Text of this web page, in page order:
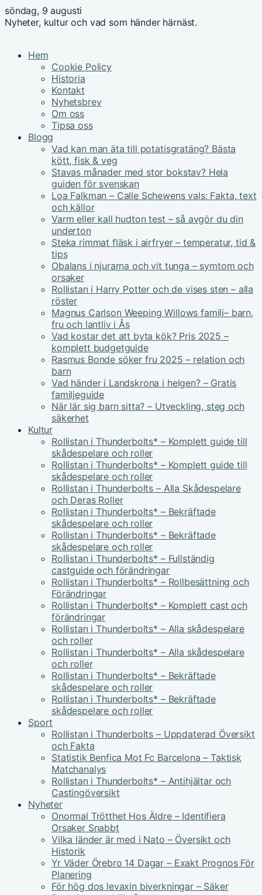
söndag, 9 augusti
Nyheter, kultur och vad som händer härnäst.
Hem
Cookie Policy
Historia
Kontakt
Nyhetsbrev
Om oss
Tipsa oss
Blogg
Vad kan man äta till potatisgratäng? Bästa
kött, fisk & veg
Stavas månader med stor bokstav? Hela
guiden för svenskan
Loa Falkman – Calle Schewens vals: Fakta, text
och källor
Varm eller kall hudton test – så avgör du din
underton
Steka rimmat fläsk i airfryer – temperatur, tid &
tips
Obalans i njurarna och vit tunga – symtom och
orsaker
Rollistan i Harry Potter och de vises sten – alla
röster
Magnus Carlson Weeping Willows familj– barn,
fru och lantliv i Ås
Vad kostar det att byta kök? Pris 2025 –
komplett budgetguide
Rasmus Bonde söker fru 2025 – relation och
barn
Vad händer i Landskrona i helgen? – Gratis
familjeguide
När lär sig barn sitta? – Utveckling, steg och
säkerhet
Kultur
Rollistan i Thunderbolts* – Komplett guide till
skådespelare och roller
Rollistan i Thunderbolts* – Komplett guide till
skådespelare och roller
Rollistan i Thunderbolts – Alla Skådespelare
och Deras Roller
Rollistan i Thunderbolts* – Bekräftade
skådespelare och roller
Rollistan i Thunderbolts* – Bekräftade
skådespelare och roller
Rollistan i Thunderbolts* – Fullständig
castguide och förändringar
Rollistan i Thunderbolts* – Rollbesättning och
Förändringar
Rollistan i Thunderbolts* – Komplett cast och
förändringar
Rollistan i Thunderbolts* – Alla skådespelare
och roller
Rollistan i Thunderbolts* – Alla skådespelare
och roller
Rollistan i Thunderbolts* – Bekräftade
skådespelare och roller
Rollistan i Thunderbolts* – Bekräftade
skådespelare och roller
Sport
Rollistan i Thunderbolts – Uppdaterad Översikt
och Fakta
Statistik Benfica Mot Fc Barcelona – Taktisk
Matchanalys
Rollistan i Thunderbolts* – Antihjältar och
Castingöversikt
Nyheter
Onormal Trötthet Hos Äldre – Identifiera
Orsaker Snabbt
Vilka länder är med i Nato – Översikt och
Historik
Yr Väder Örebro 14 Dagar – Exakt Prognos För
Planering
För hög dos levaxin biverkningar – Säker